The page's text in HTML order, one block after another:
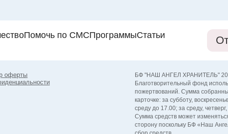
Помочь по СМСПрограммыСтатьи
оферты
БФ "НАШ АНГЕЛ ХРАНИТЕЛЬ"
Благотворительный фонд
пожертвований. Сумма
карточке: за субботу,
среду до 17.00; за среду,
Сумма средств может
сторону поскольку БФ «Наш